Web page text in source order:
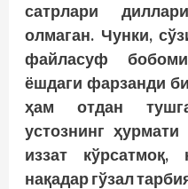
сатрлари
олмаган. Чунки,
файласуф
ёшдаги фарзанди
ҳам отдан
устознинг
иззат кўрсатмоқ,
нақадар гўзал